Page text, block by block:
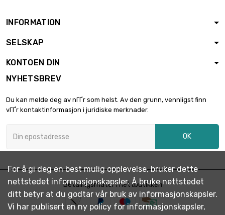
INFORMATION
SELSKAP
KONTOEN DIN
NYHETSBREV
Du kan melde deg av nГҐr som helst. Av den grunn, vennligst finn
vГҐr kontaktinformasjon i juridiske merknader.
OK
Betalingsmåter i nettbutikken
For å gi deg en best mulig opplevelse, bruker dette
nettstedet informasjonskapsler. Å bruke nettstedet
ditt betyr at du godtar vår bruk av informasjonskapsler.
Vi har publisert en ny policy for informasjonskapsler,